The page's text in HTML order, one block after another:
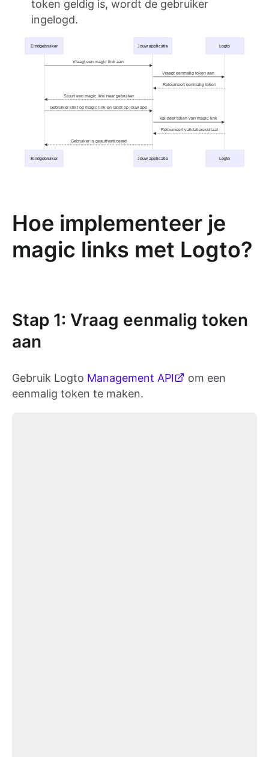
token geldig is, wordt de gebruiker
ingelogd.
Hoe implementeer je
magic links met Logto?
Stap 1: Vraag eenmalig token
aan
Gebruik Logto Management API
om een
eenmalig token te maken.